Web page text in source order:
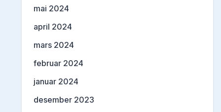
mai 2024
april 2024
mars 2024
februar 2024
januar 2024
desember 2023